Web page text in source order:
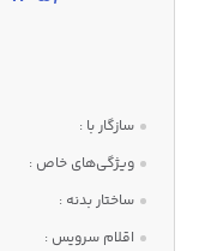
سازگار با :
ویژگی‌های خاص :
ساختار بدنه :
اقلام سرویس :